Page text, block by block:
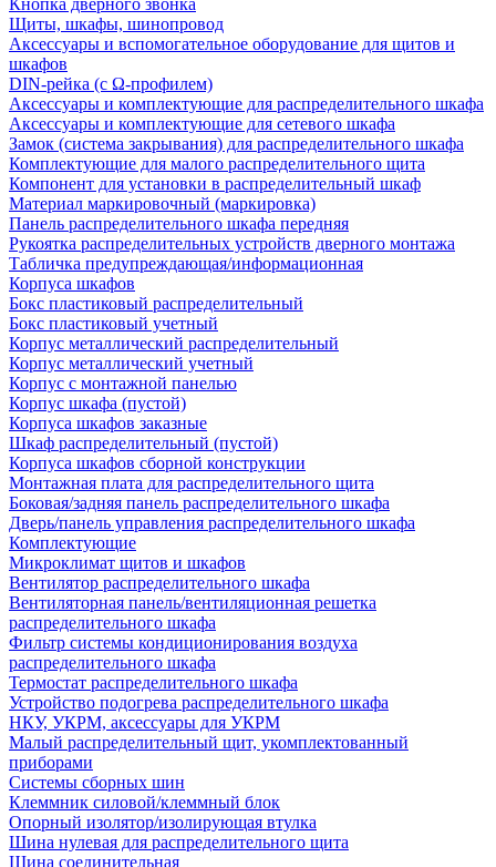
Кнопка дверного звонка
Щиты, шкафы, шинопровод
Аксессуары и вспомогательное оборудование для щитов и
шкафов
DIN-рейка (с Ω-профилем)
Аксессуары и комплектующие для распределительного шкафа
Аксессуары и комплектующие для сетевого шкафа
Замок (система закрывания) для распределительного шкафа
Комплектующие для малого распределительного щита
Компонент для установки в распределительный шкаф
Материал маркировочный (маркировка)
Панель распределительного шкафа передняя
Рукоятка распределительных устройств дверного монтажа
Табличка предупреждающая/информационная
Корпуса шкафов
Бокс пластиковый распределительный
Бокс пластиковый учетный
Корпус металлический распределительный
Корпус металлический учетный
Корпус с монтажной панелью
Корпус шкафа (пустой)
Корпуса шкафов заказные
Шкаф распределительный (пустой)
Корпуса шкафов сборной конструкции
Монтажная плата для распределительного щита
Боковая/задняя панель распределительного шкафа
Дверь/панель управления распределительного шкафа
Комплектующие
Микроклимат щитов и шкафов
Вентилятор распределительного шкафа
Вентиляторная панель/вентиляционная решетка
распределительного шкафа
Фильтр системы кондиционирования воздуха
распределительного шкафа
Термостат распределительного шкафа
Устройство подогрева распределительного шкафа
НКУ, УКРМ, аксессуары для УКРМ
Малый распределительный щит, укомплектованный
приборами
Системы сборных шин
Клеммник силовой/клеммный блок
Опорный изолятор/изолирующая втулка
Шина нулевая для распределительного щита
Шина соединительная